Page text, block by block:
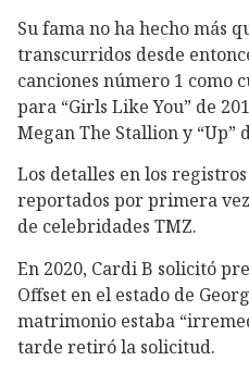
Su fama no ha hecho más
transcurridos desde
canciones número 1 como
para “Girls Like You” de
Megan The Stallion y “Up”
Los detalles en los
reportados por primera
de celebridades TMZ.
En 2020, Cardi B solicitó
Offset en el estado de
matrimonio estaba
tarde retiró la solicitud.